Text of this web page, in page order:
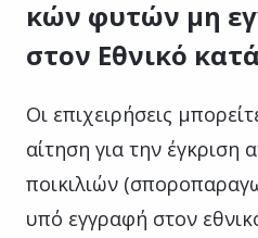
κών φυτών μη
στον Εθνικό
Οι επιχειρήσεις
αίτηση για την έγκριση
ποικιλιών
υπό εγγραφή στον